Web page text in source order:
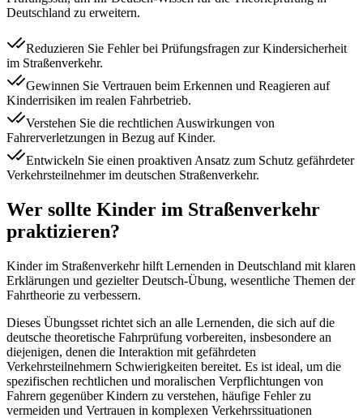
Deutschland zu erweitern.
Reduzieren Sie Fehler bei Prüfungsfragen zur Kindersicherheit
im Straßenverkehr.
Gewinnen Sie Vertrauen beim Erkennen und Reagieren auf
Kinderrisiken im realen Fahrbetrieb.
Verstehen Sie die rechtlichen Auswirkungen von
Fahrerverletzungen in Bezug auf Kinder.
Entwickeln Sie einen proaktiven Ansatz zum Schutz gefährdeter
Verkehrsteilnehmer im deutschen Straßenverkehr.
Wer sollte Kinder im Straßenverkehr
praktizieren?
Kinder im Straßenverkehr hilft Lernenden in Deutschland mit klaren
Erklärungen und gezielter Deutsch-Übung, wesentliche Themen der
Fahrtheorie zu verbessern.
Dieses Übungsset richtet sich an alle Lernenden, die sich auf die
deutsche theoretische Fahrprüfung vorbereiten, insbesondere an
diejenigen, denen die Interaktion mit gefährdeten
Verkehrsteilnehmern Schwierigkeiten bereitet. Es ist ideal, um die
spezifischen rechtlichen und moralischen Verpflichtungen von
Fahrern gegenüber Kindern zu verstehen, häufige Fehler zu
vermeiden und Vertrauen in komplexen Verkehrssituationen